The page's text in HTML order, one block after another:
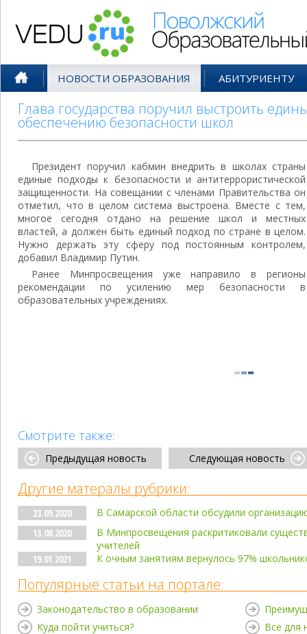
НОВОСТИ ОБРАЗОВАНИЯ АБИТУРИЕНТУ
Глава государства поручил выстроить
обеспечению безопасности школ
Президент поручил кабмин внедрить в школах страны
единые подходы к безопасности и антитеррористической
защищенности. На совещании с членами Правительства он
отметил, что в целом система выстроена. Вместе с тем,
многое сегодня отдано на решение школ и местных
властей, а должен быть единый подход по стране в целом.
Нужно держать эту сферу под постоянным контролем,
добавил Владимир Путин.
Ранее Минпросвещения уже направило в регионы
рекомендации по усилению мер безопасности в
образовательных учреждениях.
Смотрите также:
Предыдущая новость Следующая новость
Другие матералы рубрики:
23.09.2020
В Самарской области обсудили
13.08.2020
В Минпросвещения раскритиковали
учителей
19.01.2021
К очным занятиям вернулось 97%
Популярные статьи на портале:
Законодательство в образовании
Куда пойти учиться?
Все для